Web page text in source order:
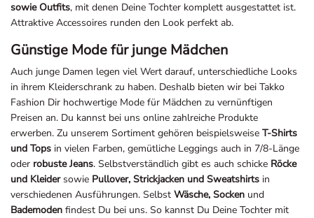
sowie Outfits, mit denen Deine Tochter komplett ausgestattet ist.
Attraktive Accessoires runden den Look perfekt ab.
Günstige Mode für junge Mädchen
Auch junge Damen legen viel Wert darauf, unterschiedliche Looks
in ihrem Kleiderschrank zu haben. Deshalb bieten wir bei Takko
Fashion Dir hochwertige Mode für Mädchen zu vernünftigen
Preisen an. Du kannst bei uns online zahlreiche Produkte
erwerben. Zu unserem Sortiment gehören beispielsweise T-Shirts
und Tops in vielen Farben, gemütliche Leggings auch in 7/8-Länge
oder robuste Jeans. Selbstverständlich gibt es auch schicke Röcke
und Kleidersowie Pullover, Strickjacken und Sweatshirts in
verschiedenen Ausführungen. Selbst Wäsche, Socken und
Bademoden findest Du bei uns. So kannst Du Deine Tochter mit